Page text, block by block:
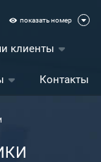
показать номер
клиенты
Контакты